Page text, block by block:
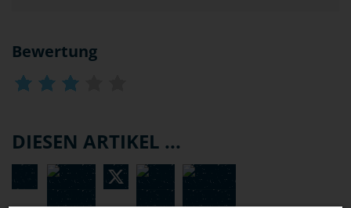
Bewertung
DIESEN ARTIKEL ...